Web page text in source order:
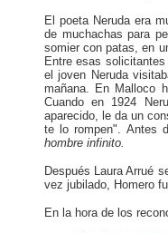
El poeta Neruda era
de muchachas para
somier con patas, en
Entre esas
el joven Neruda
mañana. En Malloco
Cuando en 1924
aparecido, le da un
te lo rompen". Antes
hombre infinito.
Después Laura Arrué
vez jubilado, Homero
En la hora de los